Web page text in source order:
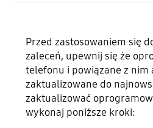
Przed zastosowaniem się
zaleceń, upewnij się że
telefonu i powiązane z nim
zaktualizowane do
zaktualizować
wykonaj poniższe kroki: